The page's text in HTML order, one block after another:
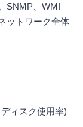
SNMP、WMI
ットワーク全体
ィスク使用率)